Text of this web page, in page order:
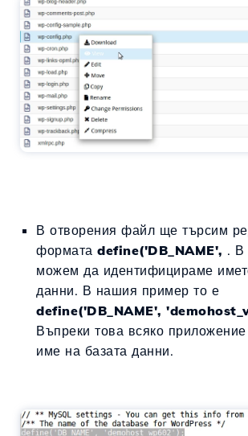
В отворения файл ще търсим
формата define('DB_NAME', . В
можем да идентифицираме
данни. В нашия пример то е
define('DB_NAME',
Въпреки това всяко
име на базата данни.